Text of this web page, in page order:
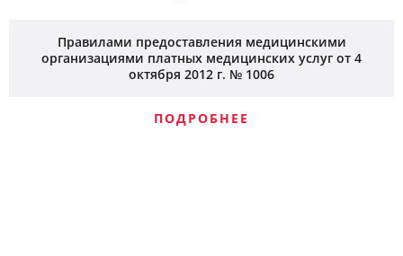
Правилами предоставления медицинскими
организациями платных медицинских услуг от 4
октября 2012 г. № 1006
ПОДРОБНЕЕ